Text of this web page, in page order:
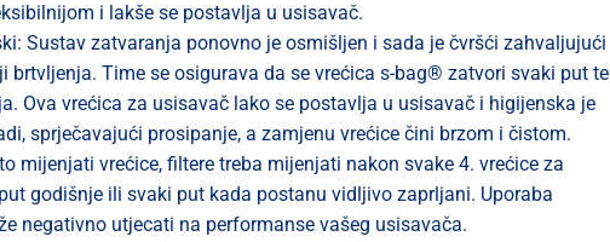
i lakše se postavlja u usisavač.
Sustav zatvaranja ponovno je osmišljen i sada je čvršći zahvaljujući
Time se osigurava da se vrećica s-bag® zatvori svaki put te
Ova vrećica za usisavač lako se postavlja u usisavač i higijenska je
sprječavajući prosipanje, a zamjenu vrećice čini brzom i čistom.
mijenjati vrećice, filtere treba mijenjati nakon svake 4. vrećice za
godišnje ili svaki put kada postanu vidljivo zaprljani. Uporaba
negativno utjecati na performanse vašeg usisavača.